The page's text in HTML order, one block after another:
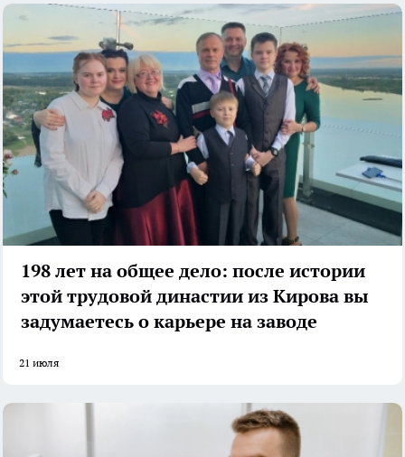
198 лет на общее дело: после истории
этой трудовой династии из Кирова вы
задумаетесь о карьере на заводе
21 июля